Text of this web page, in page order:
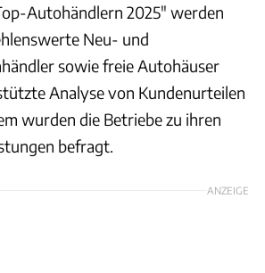
Autohändlern 2025" werden
Neu- und
sowie freie Autohäuser
Analyse von Kundenurteilen
wurden die Betriebe zu ihren
befragt.
ANZEIGE